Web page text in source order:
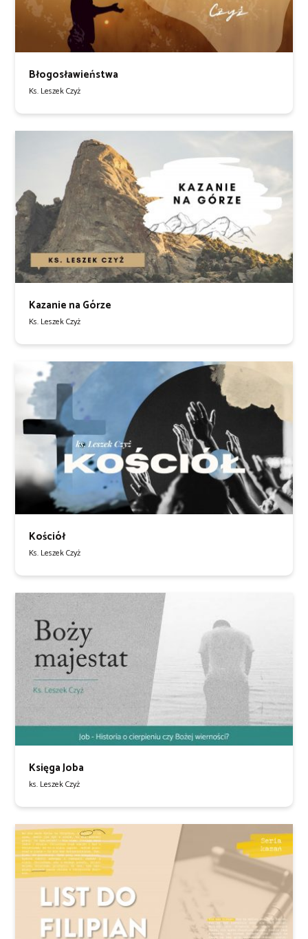
Błogosławieństwa
Ks. Leszek Czyż
Kazanie na Górze
Ks. Leszek Czyż
Kościół
Ks. Leszek Czyż
Księga Joba
ks. Leszek Czyż